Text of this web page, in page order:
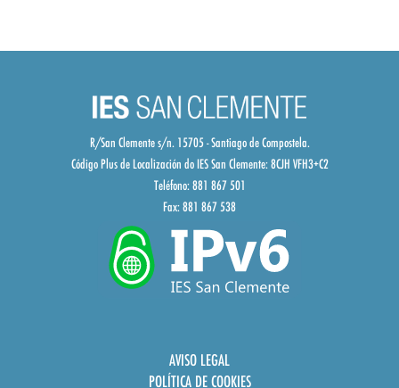
R/San Clemente s/n. 15705 - Santiago de Compostela.
Código Plus de Localización do IES San Clemente:8CJH VFH3+C2
Teléfono: 881 867 501
Fax: 881 867 538
AVISO LEGAL
POLÍTICA DE COOKIES